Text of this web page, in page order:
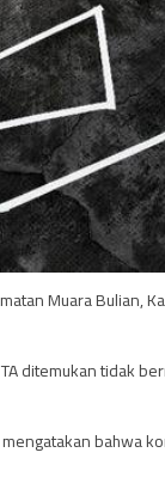
Muara Bulian,
ditemukan tidak
mengatakan